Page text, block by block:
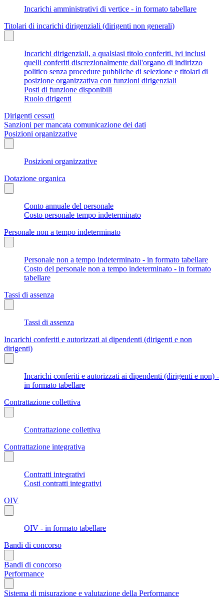
Incarichi amministrativi di vertice - in formato tabellare
Titolari di incarichi dirigenziali (dirigenti non generali)
Incarichi dirigenziali, a qualsiasi titolo conferiti, ivi inclusi
quelli conferiti discrezionalmente dall'organo di indirizzo
politico senza procedure pubbliche di selezione e titolari di
posizione organizzativa con funzioni dirigenziali
Posti di funzione disponibili
Ruolo dirigenti
Dirigenti cessati
Sanzioni per mancata comunicazione dei dati
Posizioni organizzative
Posizioni organizzative
Dotazione organica
Conto annuale del personale
Costo personale tempo indeterminato
Personale non a tempo indeterminato
Personale non a tempo indeterminato - in formato tabellare
Costo del personale non a tempo indeterminato - in formato
tabellare
Tassi di assenza
Tassi di assenza
Incarichi conferiti e autorizzati ai dipendenti (dirigenti e non
dirigenti)
Incarichi conferiti e autorizzati ai dipendenti (dirigenti e non) -
in formato tabellare
Contrattazione collettiva
Contrattazione collettiva
Contrattazione integrativa
Contratti integrativi
Costi contratti integrativi
OIV
OIV - in formato tabellare
Bandi di concorso
Bandi di concorso
Performance
Sistema di misurazione e valutazione della Performance